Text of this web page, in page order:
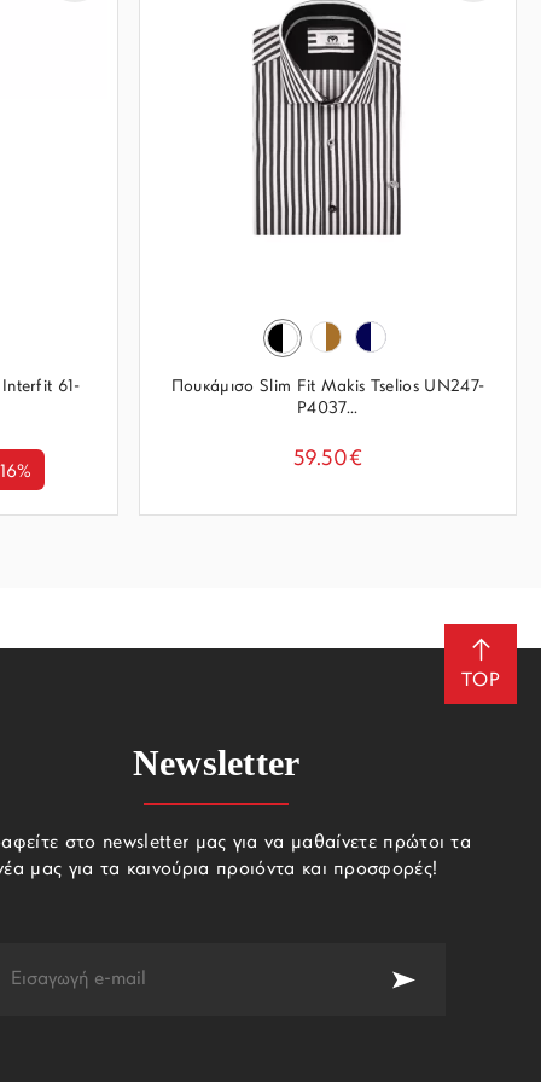
Interfit 61-
Πουκάμισο Slim Fit Makis Tselios UN247-
P4037...
59.50€
TOP
Newsletter
στο newsletter μας για να μαθαίνετε πρώτοι τα
μας για τα καινούρια προιόντα και προσφορές!